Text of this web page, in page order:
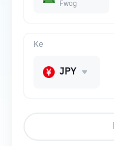
Fwog
Ke
JPY